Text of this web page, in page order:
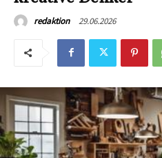
redaktion 29.06.2026